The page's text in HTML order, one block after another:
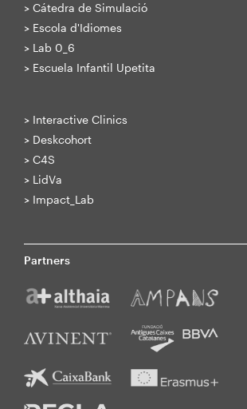
> Cátedra de Simulació
> Escola d'Idiomes
> Lab 0_6
> Escuela Infantil Upetita
> Interactive Clinics
> Deskcohort
> C4S
> LidVa
> Impact_Lab
Partners